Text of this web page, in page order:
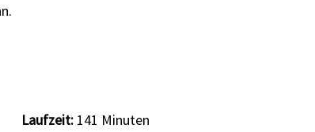
Laufzeit: 141 Minuten